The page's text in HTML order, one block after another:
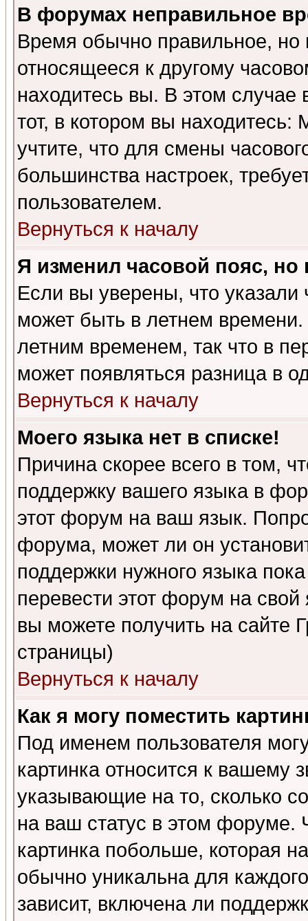
В форумах неправильное
Время обычно правильное,
относящееся к другому
находитесь вы. В этом
тот, в котором вы
учтите, что для смены
большинства настроек,
пользователем.
Вернуться к началу
Я изменил часовой пояс,
Если вы уверены, что указали
может быть в летнем
летним временем, так что в
может появляться разница в
Вернуться к началу
Моего языка нет в списке!
Причина скорее всего в том,
поддержку вашего языка в
этот форум на ваш язык.
форума, может ли он
поддержки нужного языка
перевести этот форум на
вы можете получить на сайте
страницы)
Вернуться к началу
Как я могу поместить
Под именем пользователя
картинка относится к вашему
указывающие на то, сколько
на ваш статус в этом форуме.
картинка побольше, которая
обычно уникальна для
зависит, включена ли